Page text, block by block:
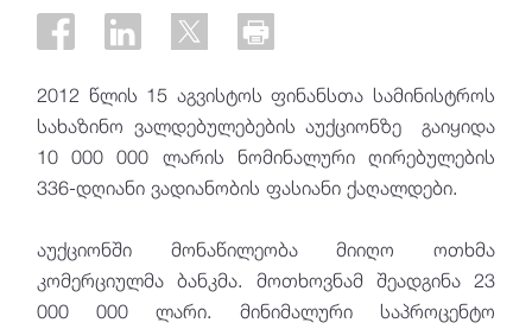
2012 წლის 15 აგვისტოს ფინანსთა სამინისტროს
სახაზინო ვალდებულებების აუქციონზე გაიყიდა
10 000 000 ლარის ნომინალური ღირებულების
336-დღიანი ვადიანობის ფასიანი ქაღალდები.
აუქციონში მონაწილეობა მიიღო ოთხმა
კომერციულმა ბანკმა. მოთხოვნამ შეადგინა 23
000 000 ლარი. მინიმალური საპროცენტო